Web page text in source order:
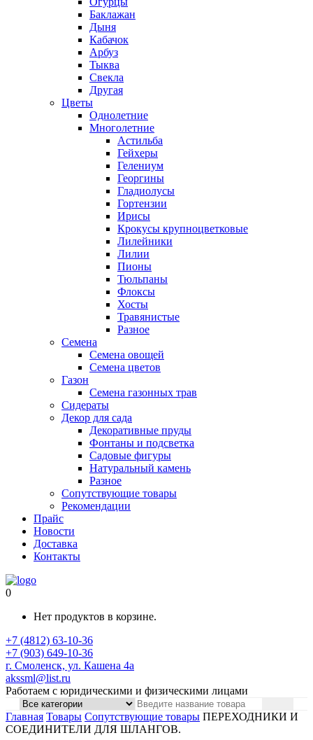
Баклажан
Дыня
Кабачок
Арбуз
Тыква
Свекла
Другая
Цветы
Однолетние
Многолетние
Астильба
Гейхеры
Гелениум
Георгины
Гладиолусы
Гортензии
Ирисы
Крокусы крупноцветковые
Лилейники
Лилии
Пионы
Тюльпаны
Флоксы
Хосты
Травянистые
Разное
Семена
Семена овощей
Семена цветов
Газон
Семена газонных трав
Сидераты
Декор для сада
Декоративные пруды
Фонтаны и подсветка
Садовые фигуры
Натуральный камень
Разное
Сопутствующие товары
Рекомендации
Прайс
Новости
Доставка
Контакты
0
Нет продуктов в корзине.
+7 (4812) 63-10-36
+7 (903) 649-10-36
г. Смоленск, ул. Кашена 4а
akssml@list.ru
Работаем с юридическими и физическими лицами
Главная Товары Сопутствующие товары ПЕРЕХОДНИКИ И
СОЕДИНИТЕЛИ ДЛЯ ШЛАНГОВ.